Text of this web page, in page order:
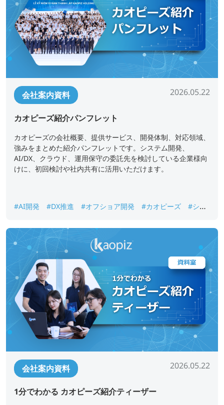
会社案内資料 2026.05.22
カオピーズ紹介パンフレット
カオピーズの会社概要、提供サービス、開発体制、対応領域、
強みをまとめた紹介パンフレットです。システム開発、
AI/DX、クラウド、運用保守の委託先を検討している企業様向
けに、初回検討や社内共有に活用いただけます。
#AI開発 #DX推進 #オフショア開発 #カオピーズ
#シス
会社案内資料 2026.05.22
1分でわかる カオピーズ紹介ティーザー